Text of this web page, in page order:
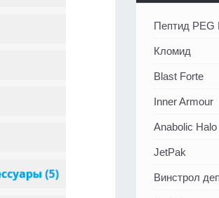
Пептид PEG
Кломид
Blast Forte
Inner Armour
Anabolic Halo
JetPak
Винстрол